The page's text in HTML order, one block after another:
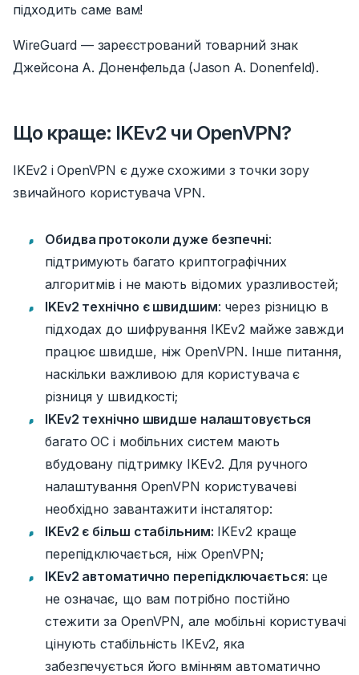
підходить саме вам!
WireGuard — зареєстрований товарний знак
Джейсона А. Доненфельда (Jason A. Donenfeld).
Що краще: IKEv2 чи OpenVPN?
IKEv2 і OpenVPN є дуже схожими з точки зору
звичайного користувача VPN.
Обидва протоколи дуже безпечні:
підтримують багато криптографічних
алгоритмів і не мають відомих уразливостей;
IKEv2 технічно є швидшим: через різницю в
підходах до шифрування IKEv2 майже завжди
працює швидше, ніж OpenVPN. Інше питання,
наскільки важливою для користувача є
різниця у швидкості;
IKEv2 технічно швидше налаштовується
багато ОС і мобільних систем мають
вбудовану підтримку IKEv2. Для ручного
налаштування OpenVPN користувачеві
необхідно завантажити інсталятор:
IKEv2 є більш стабільним: IKEv2 краще
перепідключається, ніж OpenVPN;
IKEv2 автоматично перепідключається: це
не означає, що вам потрібно постійно
стежити за OpenVPN, але мобільні користувачі
цінують стабільність IKEv2, яка
забезпечується його вмінням автоматично